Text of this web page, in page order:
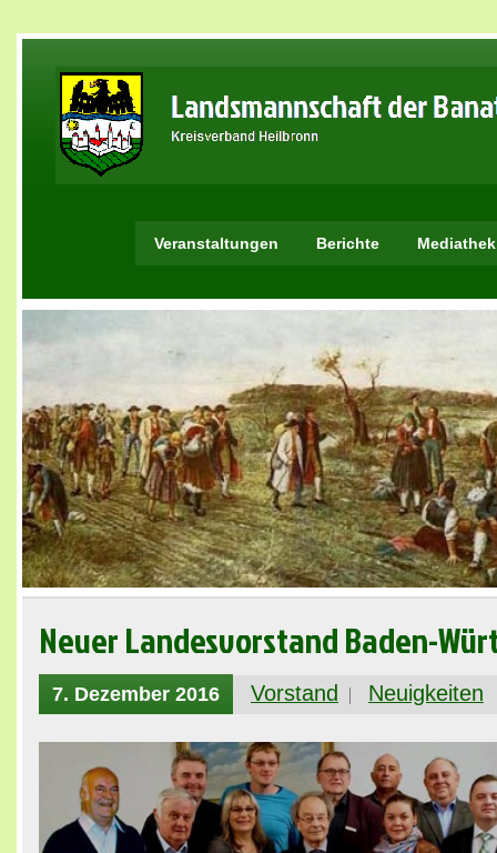
Veranstaltungen Berichte Mediathek
Neuer Landesvorstand Baden-
7. Dezember 2016 Vorstand Neuigkeiten